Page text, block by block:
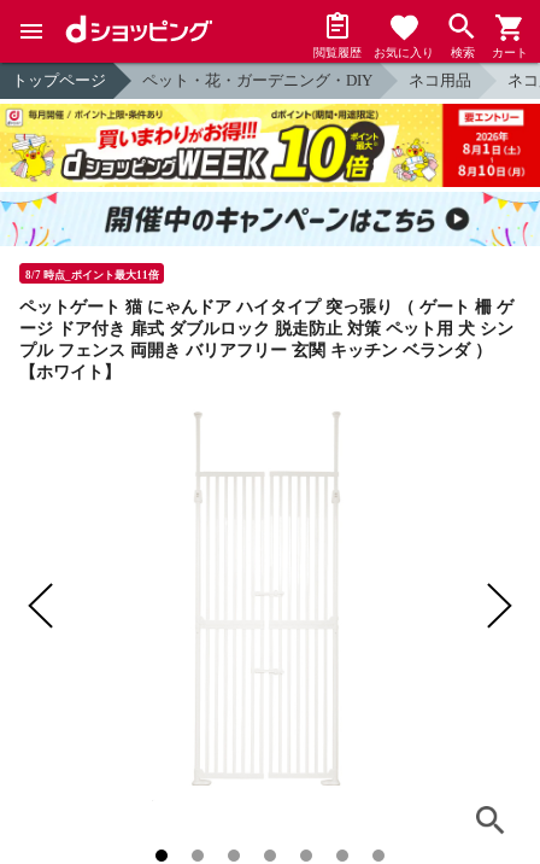
閲覧履歴 お気に入り 検索 カート
トップページ ペット・花・ガーデニング・DIY ネコ用品 ネ
8/7 時点_ポイント最大11倍
ペットゲート 猫 にゃんドア ハイタイプ 突っ張り （ ゲート 柵 ゲ
ージ ドア付き 扉式 ダブルロック 脱走防止 対策 ペット用 犬 シン
プル フェンス 両開き バリアフリー 玄関 キッチン ベランダ ）
【ホワイト】